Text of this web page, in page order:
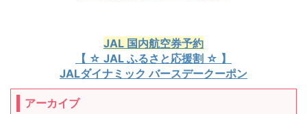
JAL 国内航空券予約
【 ☆ JAL ふるさと応援割 ☆ 】
JALダイナミック バースデークーポン
アーカイブ